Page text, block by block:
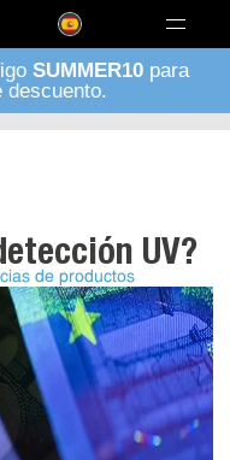
Language
SUMMER10para
descuento.
UV?
de productos